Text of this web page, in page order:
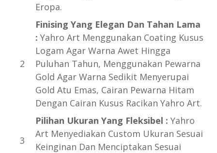
Eropa.
Finising Yang Elegan Dan Tahan Lama
: Yahro Art Menggunakan Coating Kusus
Logam Agar Warna Awet Hingga
Puluhan Tahun, Menggunakan Pewarna
Gold Agar Warna Sedikit Menyerupai
Gold Atu Emas, Cairan Pewarna Hitam
Dengan Cairan Kusus Racikan Yahro Art.
Pilihan Ukuran Yang Fleksibel : Yahro
Art Menyediakan Custom Ukuran Sesuai
Keinginan Dan Menciptakan Sesuai